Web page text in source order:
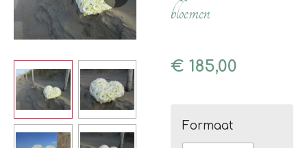
bloemen
€ 185,00
Formaat